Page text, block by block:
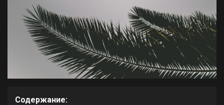
Содержание: